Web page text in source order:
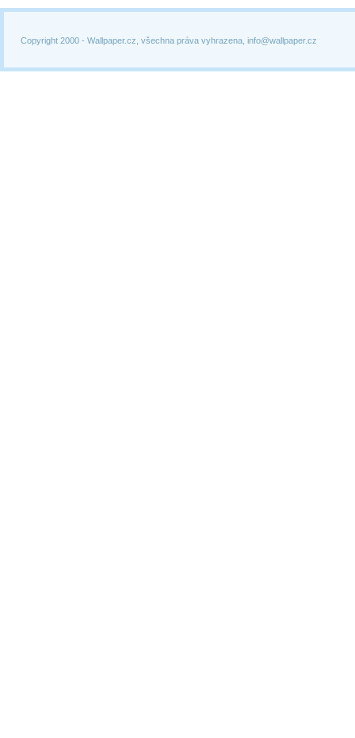
Copyright 2000 - Wallpaper.cz, všechna práva vyhrazena, info@wallpaper.cz